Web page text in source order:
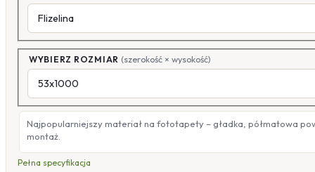
WYBIERZ ROZMIAR (szerokość × wysokość)
Najpopularniejszy materiał na fototapety – gładka, półmatowa
montaż.
Pełna specyfikacja